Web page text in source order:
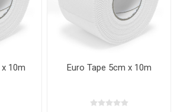
10m Euro Tape 5cm x 10m